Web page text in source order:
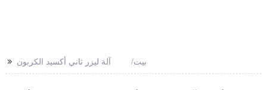
>> بيت آلة ليزر ثاني أكسيد الكربون